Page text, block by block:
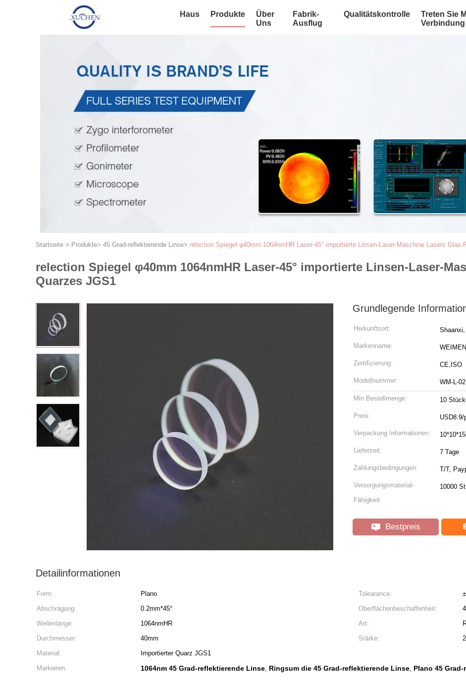
Haus Produkte
Über
Uns
Fabrik-
Ausflug
Qualitätskontrolle
Treten Sie
Verbindung
Startseite > Produkte> 45 Grad-reflektierende Linse> relection Spiegel φ40mm 1064nmHR Laser-45° importierte Linsen-Laser-Maschine Lasers
relection Spiegel φ40mm 1064nmHR Laser-45° importierte Linsen-Laser-
Quarzes JGS1
Grundlegende
Herkunftsort:
Markenname:
Zertifizierung: CE,ISO
Modellnummer: WM-L-
Min Bestellmenge: 10
Preis: USD8.9/
Verpackung Informationen:
Lieferzeit: 7 Tage
Zahlungsbedingungen: T/T,
Versorgungsmaterial-
Fähigkeit:
10000
Bestpreis
Detailinformationen
Form: Plano Tolearance:
Abschrägung:
0.2mm*45° Oberflächenbeschaffenheit:
Wellenlänge:
1064nmHR Art:
Durchmesser:
40mm Stärke:
Material:
Importierter Quarz JGS1
Markieren:
1064nm 45 Grad-reflektierende Linse, Ringsum die 45 Grad-reflektierende Linse, Plano 45